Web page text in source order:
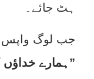
ہٹ جائے۔
: جب لوگ واپس
“ہمارے خداؤں کے ساتھ یہ کس نے کیا؟”